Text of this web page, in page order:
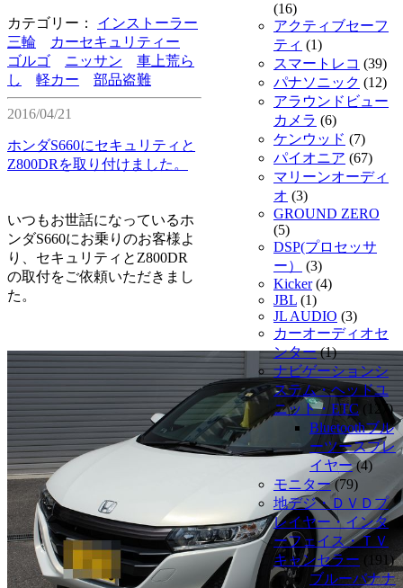
カテゴリー：
インストーラー
三輪
カーセキュリティー
ゴルゴ
ニッサン
車上荒ら
し
軽カー 部品盗難
2016/04/21
ホンダS660にセキュリティと
Z800DRを取り付けました。
いつもお世話になっているホ
ンダS660にお乗りのお客様よ
り、セキュリティとZ800DR
の取付をご依頼いただきまし
た。
(16)
アクティブセーフ
ティ (1)
スマートレコ (39)
パナソニック (12)
アラウンドビュー
カメラ (6)
ケンウッド (7)
パイオニア (67)
マリーンオーディ
オ (3)
GROUND ZERO
(5)
DSP(プロセッサ
ー）
(3)
Kicker(4)
JBL (1)
JL AUDIO (3)
カーオーディオセ
ンター(1)
ナビゲーションシ
ステム・ヘッドユ
ニット・ETC (127)
Bluetoothブル
ーツースプレ
イヤー(4)
モニター(79)
地デジ・ＤＶＤプ
レイヤー・インタ
ーフェイス・ＴＶ
キャンセラー (191)
ブルーバナナ